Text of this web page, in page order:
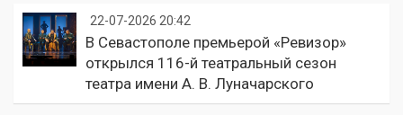
22-07-2026 20:42
В Севастополе премьерой «Ревизор»
открылся 116-й театральный сезон
театра имени А. В. Луначарского